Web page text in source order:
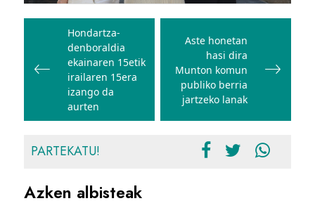
Bidalketetan
zehar
nabigatu
Hondartza-
denboraldia
ekainaren 15etik
irailaren 15era
izango da
aurten
Aste honetan
hasi dira
Munton komun
publiko berria
jartzeko lanak
PARTEKATU!
Azken albisteak